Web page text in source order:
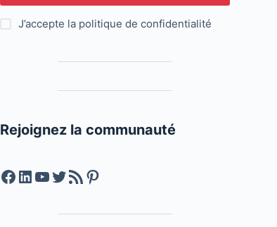
J’accepte la politique de confidentialité
Rejoignez la communauté
Facebook
LinkedIn
YouTube
Twitter
Feed RSSPinterest